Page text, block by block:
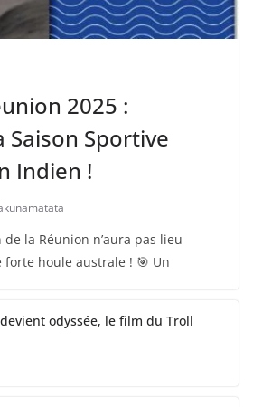
2025 :
Saison Sportive
Indien !
la Réunion n’aura pas lieu
houle australe ! 🎯 Un
odyssée, le film du Troll